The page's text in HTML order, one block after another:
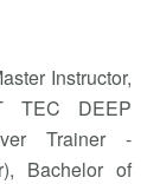
Instructor,
TEC DEEP
Trainer -
Bachelor of